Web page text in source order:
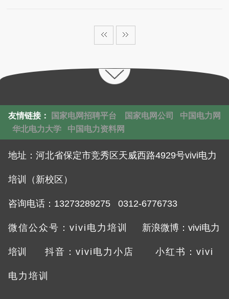
友情链接： 国家电网招聘平台 国家电网公司
中国电力网
华北电力大学
中国电力资料网
地址： 河北省保定市竞秀区天威西路4929号vivi电力
培训（新校区）
咨询电话：13273289275 0312-6776733
微信公众号：vivi电力培训 新浪微博：vivi电力
培训 抖音：vivi电力小店 小红书：vivi
电力培训